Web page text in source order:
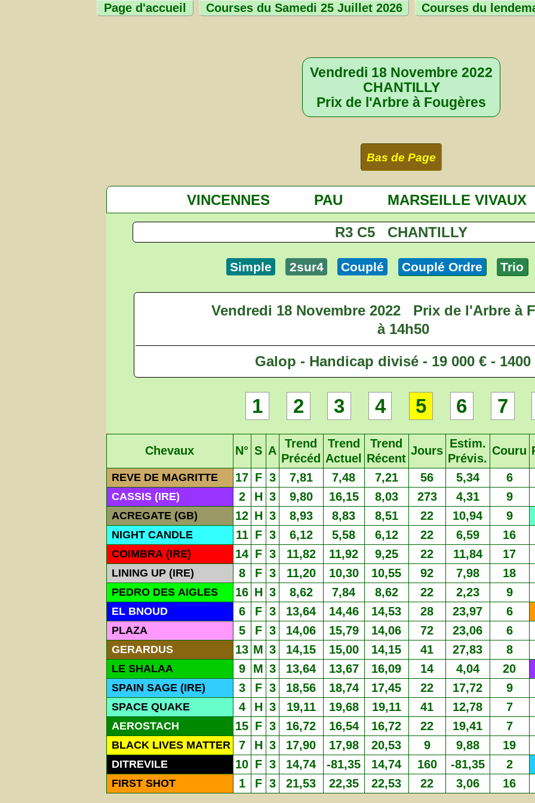
Page d'accueil Courses du Samedi 25 Juillet 2026 Courses du
Vendredi 18 Novembre 2022
CHANTILLY
Prix de l'Arbre à Fougères
Bas de Page
VINCENNES PAU MARSEILLE VIVAUX
R3 C5 CHANTILLY
Simple 2sur4 Couplé Couplé Ordre Trio
Vendredi 18 Novembre 2022
Prix de l'Arbre à
à 14h50
Galop - Handicap divisé - 19 000 € - 1400
1 2 3 4 5 6 7
Chevaux N° S A
Trend
Précéd
Trend
Actuel
Trend
Récent
Jours
Estim.
Prévis.
Couru
REVE DE MAGRITTE 17 F 3 7,81 7,48 7,21 56 5,34 6
CASSIS (IRE) 2 H 3 9,80 16,15 8,03 273 4,31 9
ACREGATE (GB) 12 H 3 8,93 8,83 8,51 22 10,94 9
NIGHT CANDLE 11 F 3 6,12 5,58 6,12 22 6,59 16
COIMBRA (IRE) 14 F 3 11,82 11,92 9,25 22 11,84 17
LINING UP (IRE) 8 F 3 11,20 10,30 10,55 92 7,98 18
PEDRO DES AIGLES 16 H 3 8,62 7,84 8,62 22 2,23 9
EL BNOUD 6 F 3 13,64 14,46 14,53 28 23,97 6
PLAZA 5 F 3 14,06 15,79 14,06 72 23,06 6
GERARDUS 13 M 3 14,15 15,00 14,15 41 27,83 8
LE SHALAA 9 M 3 13,64 13,67 16,09 14 4,04 20
SPAIN SAGE (IRE) 3 F 3 18,56 18,74 17,45 22 17,72 9
SPACE QUAKE 4 H 3 19,11 19,68 19,11 41 12,78 7
AEROSTACH 15 F 3 16,72 16,54 16,72 22 19,41 7
BLACK LIVES MATTER 7 H 3 17,90 17,98 20,53 9 9,88 19
DITREVILE 10 F 3 14,74 -81,35 14,74 160 -81,35 2
FIRST SHOT 1 F 3 21,53 22,35 22,53 22 3,06 16